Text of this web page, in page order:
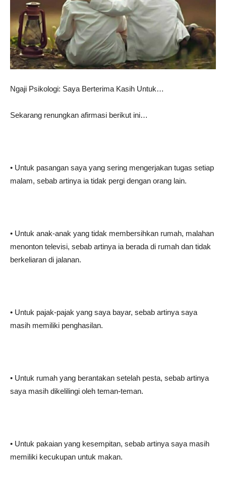
Ngaji Psikologi: Saya Berterima Kasih Untuk…
Sekarang renungkan afirmasi berikut ini…
• Untuk pasangan saya yang sering mengerjakan tugas setiap
malam, sebab artinya ia tidak pergi dengan orang lain.
• Untuk anak-anak yang tidak membersihkan rumah, malahan
menonton televisi, sebab artinya ia berada di rumah dan tidak
berkeliaran di jalanan.
• Untuk pajak-pajak yang saya bayar, sebab artinya saya
masih memiliki penghasilan.
• Untuk rumah yang berantakan setelah pesta, sebab artinya
saya masih dikelilingi oleh teman-teman.
• Untuk pakaian yang kesempitan, sebab artinya saya masih
memiliki kecukupan untuk makan.